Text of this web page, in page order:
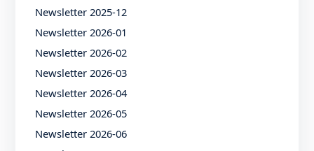
Newsletter 2025-12
Newsletter 2026-01
Newsletter 2026-02
Newsletter 2026-03
Newsletter 2026-04
Newsletter 2026-05
Newsletter 2026-06